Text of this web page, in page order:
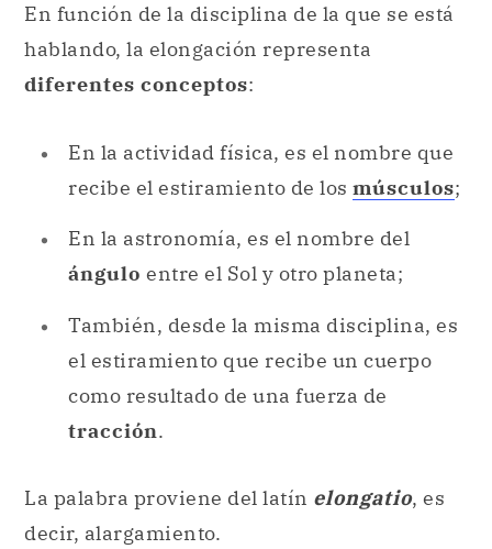
En función de la disciplina de la que se está
hablando, la elongación representa
diferentes conceptos:
En la actividad física, es el nombre que
recibe el estiramiento de los músculos;
En la astronomía, es el nombre del
ángulo entre el Sol y otro planeta;
También, desde la misma disciplina, es
el estiramiento que recibe un cuerpo
como resultado de una fuerza de
tracción.
La palabra proviene del latín elongatio, es
decir, alargamiento.